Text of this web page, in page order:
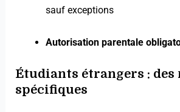
sauf exceptions
Autorisation parentale
Étudiants étrangers : des
spécifiques